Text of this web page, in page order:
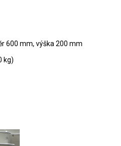
600 mm, výška 200 mm
kg)